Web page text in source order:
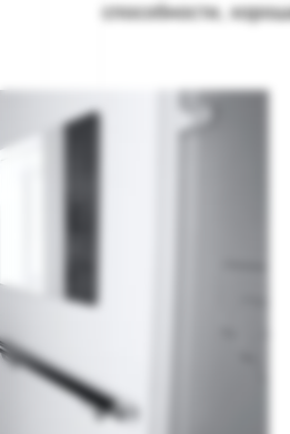
способности,